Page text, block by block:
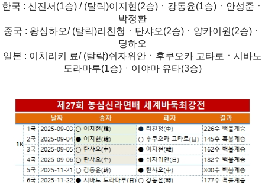
한국 : 신진서(1승) / (탈락)이지현(2승)ㆍ강동윤(1승)ㆍ안성준ㆍ
박정환
중국 : 왕싱하오/ (탈락)리친청ㆍ탄샤오(2승)ㆍ양카이원(2승)ㆍ
딩하오
일본 : 이치리키 료/ (탈락)쉬자위안ㆍ후쿠오카 고타로ㆍ시바노
도라마루(1승)ㆍ이야마 유타(3승)